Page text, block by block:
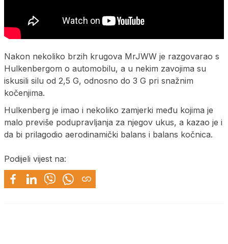
Nakon nekoliko brzih krugova MrJWW je razgovarao s
Hulkenbergom o automobilu, a u nekim zavojima su
iskusili silu od 2,5 G, odnosno do 3 G pri snažnim
kočenjima.
Hulkenberg je imao i nekoliko zamjerki među kojima je
malo previše podupravljanja za njegov ukus, a kazao je i
da bi prilagodio aerodinamički balans i balans kočnica.
Podijeli vijest na: